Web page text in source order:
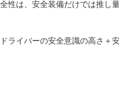
性は、安全装備だけでは推し
ライバーの安全意識の高さ＋